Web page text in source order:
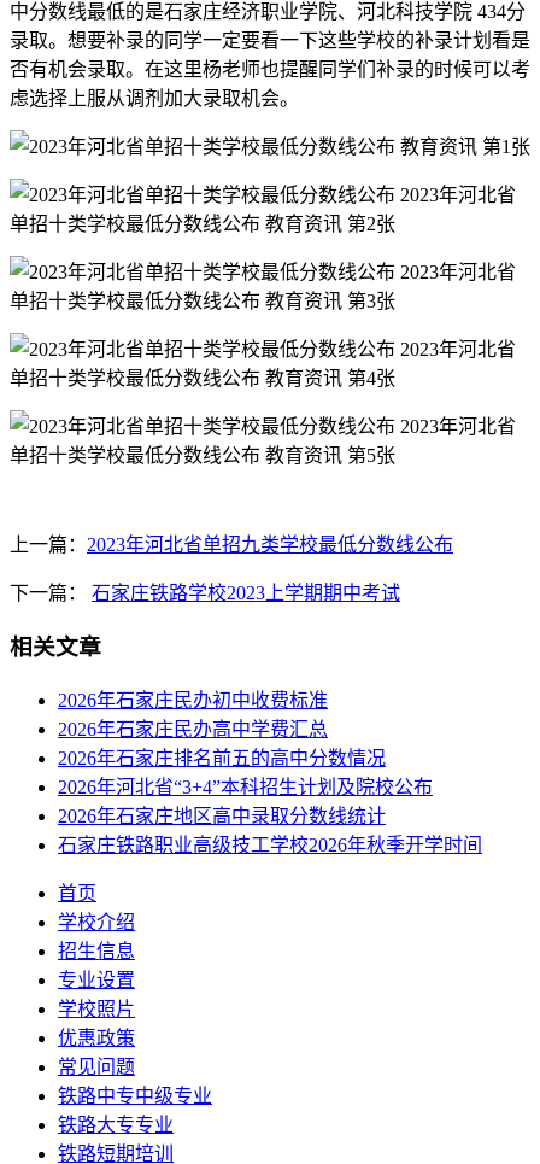
中分数线最低的是石家庄经济职业学院、河北科技学院 434分
录取。想要补录的同学一定要看一下这些学校的补录计划看是
否有机会录取。在这里杨老师也提醒同学们补录的时候可以考
虑选择上服从调剂加大录取机会。
上一篇： 2023年河北省单招九类学校最低分数线公布
下一篇： 石家庄铁路学校2023上学期期中考试
相关文章
2026年石家庄民办初中收费标准
2026年石家庄民办高中学费汇总
2026年石家庄排名前五的高中分数情况
2026年河北省“3+4”本科招生计划及院校公布
2026年石家庄地区高中录取分数线统计
石家庄铁路职业高级技工学校2026年秋季开学时间
首页
学校介绍
招生信息
专业设置
学校照片
优惠政策
常见问题
铁路中专中级专业
铁路大专专业
铁路短期培训